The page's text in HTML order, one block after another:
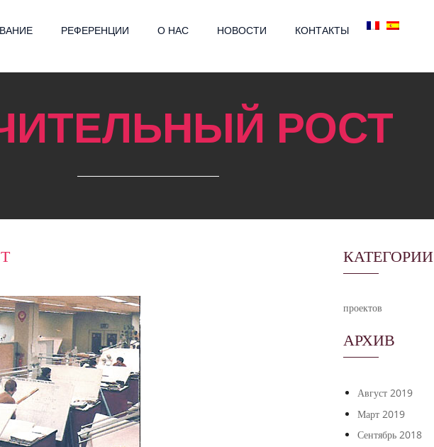
РЕФЕРЕНЦИИ О НАС НОВОСТИ КОНТАКТЫ
РОСТ
КАТЕГОРИИ
проектов
АРХИВ
Август 2019
Март 2019
Сентябрь 2018